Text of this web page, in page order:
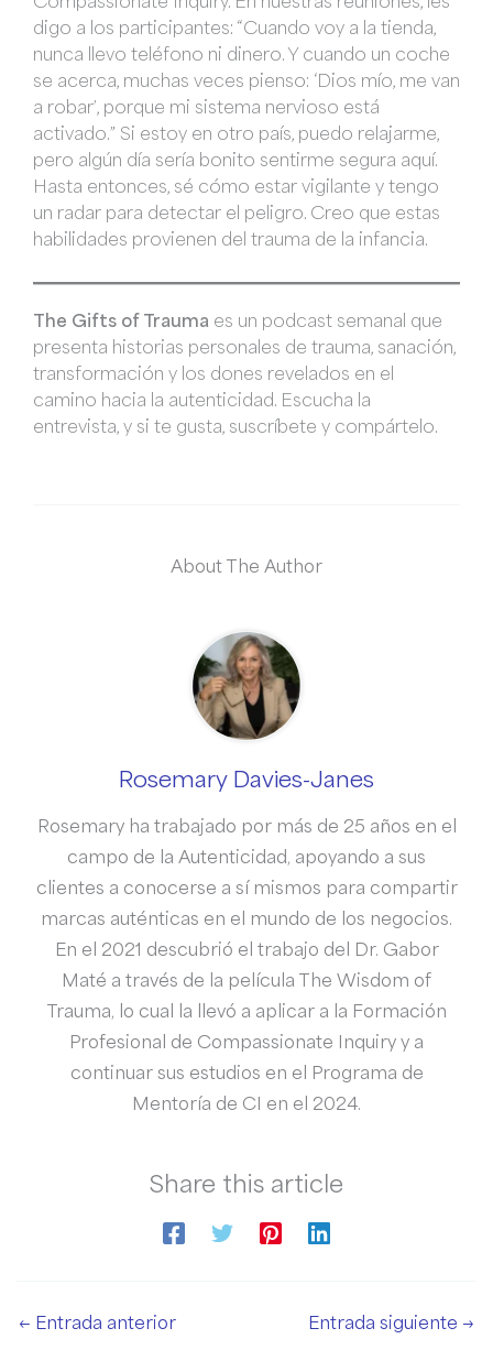
digo a los participantes: “Cuando voy a la tienda,
nunca llevo teléfono ni dinero. Y cuando un coche
se acerca, muchas veces pienso: ‘Dios mío, me van
a robar’, porque mi sistema nervioso está
activado.” Si estoy en otro país, puedo relajarme,
pero algún día sería bonito sentirme segura aquí.
Hasta entonces, sé cómo estar vigilante y tengo
un radar para detectar el peligro. Creo que estas
habilidades provienen del trauma de la infancia.
The Gifts of Trauma es un podcast semanal que
presenta historias personales de trauma, sanación,
transformación y los dones revelados en el
camino hacia la autenticidad. Escucha la
entrevista, y si te gusta, suscríbete y compártelo.
About The Author
Rosemary Davies-Janes
Rosemary ha trabajado por más de 25 años en el
campo de la Autenticidad, apoyando a sus
clientes a conocerse a sí mismos para compartir
marcas auténticas en el mundo de los negocios.
En el 2021 descubrió el trabajo del Dr. Gabor
Maté a través de la película The Wisdom of
Trauma, lo cual la llevó a aplicar a la Formación
Profesional de Compassionate Inquiry y a
continuar sus estudios en el Programa de
Mentoría de CI en el 2024.
Share this article
← Entrada anterior Entrada siguiente →